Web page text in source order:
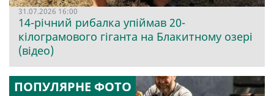
31.07.2026 16:00
14-річний рибалка упіймав 20-
кілограмового гіганта на Блакитному озері
(відео)
ПОПУЛЯРНЕ ФОТО